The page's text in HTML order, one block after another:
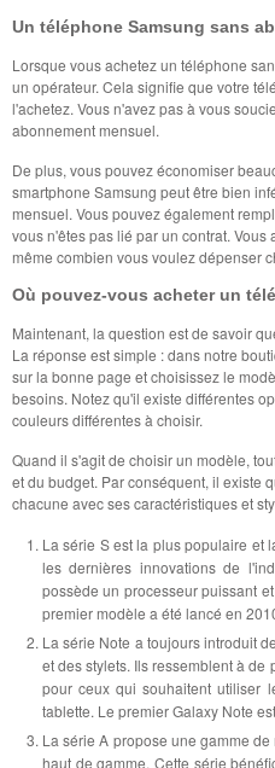
Un téléphone Samsung sans
Lorsque vous achetez un téléphone
un opérateur. Cela signifie que votre
l'achetez. Vous n'avez pas à vous
abonnement mensuel.
De plus, vous pouvez économiser
smartphone Samsung peut être bien
mensuel. Vous pouvez également
vous n'êtes pas lié par un contrat.
même combien vous voulez dépenser
Où pouvez-vous acheter un
Maintenant, la question est de savoir
La réponse est simple : dans notre
sur la bonne page et choisissez le
besoins. Notez qu'il existe différentes
couleurs différentes à choisir.
Quand il s'agit de choisir un modèle,
et du budget. Par conséquent, il existe
chacune avec ses caractéristiques et
La série S est la plus populaire et
les dernières innovations de
possède un processeur puissant
premier modèle a été lancé en
La série Note a toujours introduit
et des stylets. Ils ressemblent à
pour ceux qui souhaitent utiliser
tablette. Le premier Galaxy Note
La série A propose une gamme
haut de gamme. Cette série